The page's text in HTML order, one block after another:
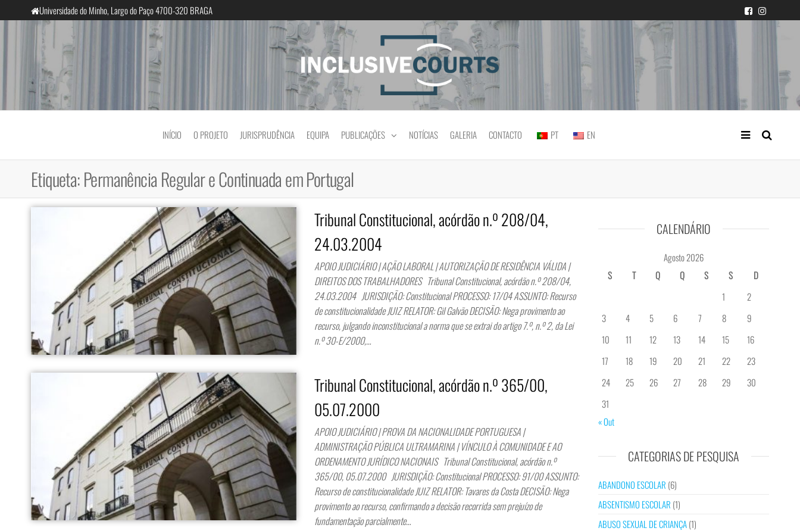
para
Universidade do Minho, Largo do Paço 4700-320 BRAGA
InclusiveCourts Igualdade e diferença cultural na prática judicial portuguesa
INÍCIO O PROJETO JURISPRUDÊNCIA EQUIPA PUBLICAÇÕES NOTÍCIAS GALERIA CONTACTO PT EN
Etiqueta:Permanência Regular e Continuada em Portugal
Tribunal Constitucional, acórdão n.º 208/04,
24.03.2004
APOIO JUDICIÁRIO | AÇÃO LABORAL | AUTORIZAÇÃO DE RESIDÊNCIA VÁLIDA |
DIREITOS DOS TRABALHADORES Tribunal Constitucional, acórdão n.º 208/04,
24.03.2004 JURISDIÇÃO: Constitucional PROCESSO: 17/04 ASSUNTO: Recurso
de constitucionalidade JUIZ RELATOR: Gil Galvão DECISÃO: Nega provimento ao
recurso, julgando inconstitucional a norma que se extrai do artigo 7.º, n.º 2, da Lei
n.º 30-E/2000,…
Tribunal Constitucional, acórdão n.º 365/00,
05.07.2000
APOIO JUDICIÁRIO | PROVA DA NACIONALIDADE PORTUGUESA |
ADMINISTRAÇÃO PÚBLICA ULTRAMARINA | VÍNCULO À COMUNIDADE E AO
ORDENAMENTO JURÍDICO NACIONAIS Tribunal Constitucional, acórdão n.º
365/00, 05.07.2000 JURISDIÇÃO: Constitucional PROCESSO: 91/00 ASSUNTO:
Recurso de constitucionalidade JUIZ RELATOR: Tavares da Costa DECISÃO: Nega
provimento ao recurso, confirmando a decisão recorrida sem prejuízo de
fundamentação parcialmente…
CALENDÁRIO
Agosto 2026
S
T Q Q S S
D
1
2
3
4 5 6 7 8
9
10
11 12 13 14 15
16
17
18 19 20 21 22
23
24
25 26 27 28 29
30
31
« Out
CATEGORIAS DE PESQUISA
ABANDONO ESCOLAR (6)
ABSENTISMO ESCOLAR (1)
ABUSO SEXUAL DE CRIANÇA(1)